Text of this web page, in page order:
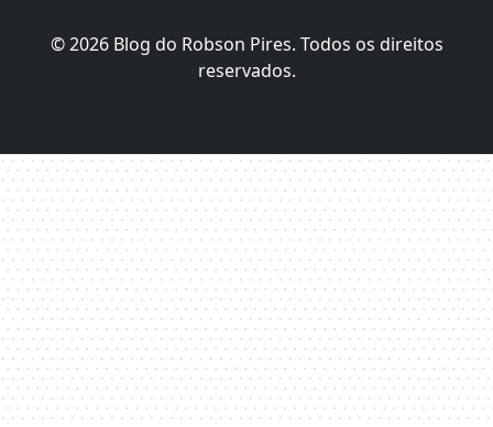
© 2026 Blog do Robson Pires. Todos os direitos
reservados.